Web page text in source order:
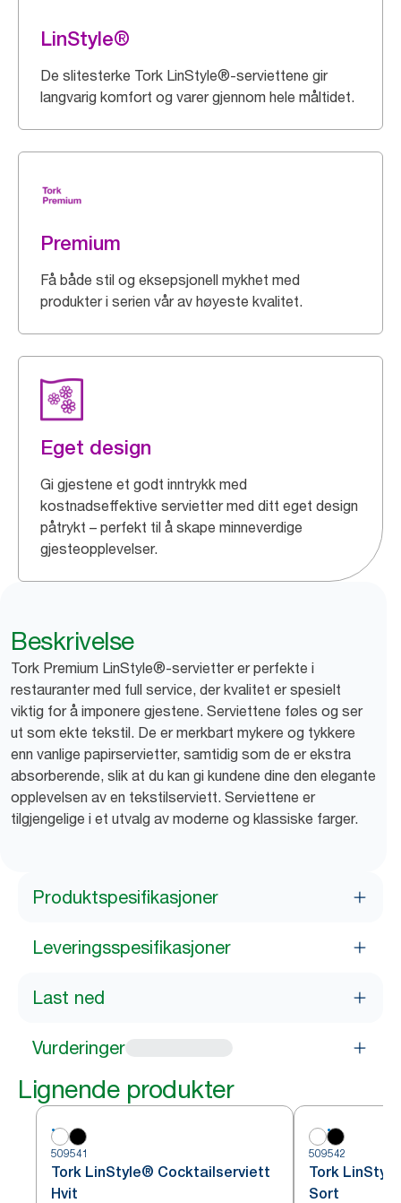
LinStyle®
De slitesterke Tork LinStyle®-serviettene gir
langvarig komfort og varer gjennom hele måltidet.
Premium
Få både stil og eksepsjonell mykhet med
produkter i serien vår av høyeste kvalitet.
Eget design
Gi gjestene et godt inntrykk med
kostnadseffektive servietter med ditt eget design
påtrykt – perfekt til å skape minneverdige
gjesteopplevelser.
Beskrivelse
Tork Premium LinStyle®-servietter er perfekte i
restauranter med full service, der kvalitet er spesielt
viktig for å imponere gjestene. Serviettene føles og ser
ut som ekte tekstil. De er merkbart mykere og tykkere
enn vanlige papirservietter, samtidig som de er ekstra
absorberende, slik at du kan gi kundene dine den elegante
opplevelsen av en tekstilserviett. Serviettene er
tilgjengelige i et utvalg av moderne og klassiske farger.
Produktspesifikasjoner
Leveringsspesifikasjoner
Last ned
Vurderinger
Lignende produkter
509541
Tork LinStyle® Cocktailserviett
Hvit
509542
Tork
Sort